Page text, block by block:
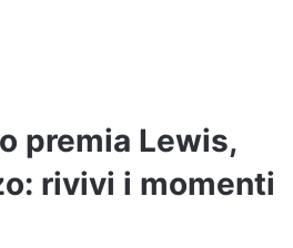
premia Lewis,
rivivi i momenti